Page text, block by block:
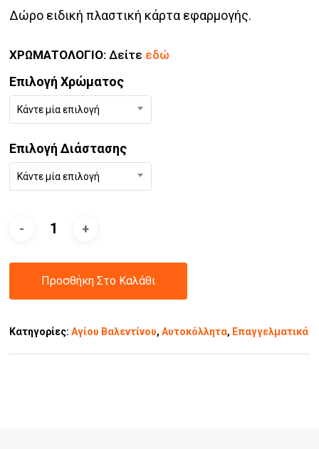
Δώρο ειδική πλαστική κάρτα εφαρμογής.
ΧΡΩΜΑΤΟΛΟΓΙΟ: Δείτε εδώ
Επιλογή Χρώματος
Κάντε μία επιλογή
Επιλογή Διάστασης
Κάντε μία επιλογή
Προσθήκη Στο Καλάθι
Κατηγορίες:Αγίου Βαλεντίνου,Αυτοκόλλητα, Επαγγελματικά